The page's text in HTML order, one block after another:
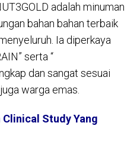
adalah minuman
bahan bahan terbaik
Ia diperkaya
serta “
dan sangat sesuai
warga emas.
Clinical Study Yang